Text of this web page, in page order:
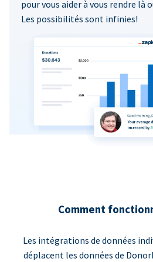
pour vous aider à vous rendre là
Les possibilités sont infinies!
Comment
Les intégrations de données
déplacent les données de